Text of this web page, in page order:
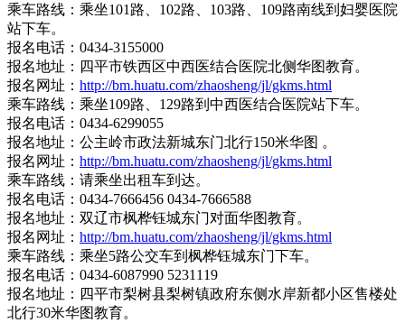
乘车路线：乘坐101路、102路、103路、109路南线到妇婴医院
站下车。
报名电话：0434-3155000
报名地址：四平市铁西区中西医结合医院北侧华图教育。
报名网址： http://bm.huatu.com/zhaosheng/jl/gkms.html
乘车路线：乘坐109路、129路到中西医结合医院站下车。
报名电话：0434-6299055
报名地址：公主岭市政法新城东门北行150米华图 。
报名网址： http://bm.huatu.com/zhaosheng/jl/gkms.html
乘车路线：请乘坐出租车到达。
报名电话：0434-7666456 0434-7666588
报名地址：双辽市枫桦钰城东门对面华图教育。
报名网址： http://bm.huatu.com/zhaosheng/jl/gkms.html
乘车路线：乘坐5路公交车到枫桦钰城东门下车。
报名电话：0434-6087990 5231119
报名地址：四平市梨树县梨树镇政府东侧水岸新都小区售楼处
北行30米华图教育。